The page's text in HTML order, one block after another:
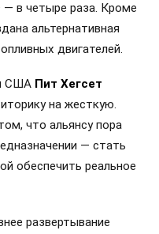
— в четыре раза. Кроме
альтернативная
двигателей.
США Пит Хегсет
на жесткую.
что альянсу пора
— стать
обеспечить реальное
развертывание